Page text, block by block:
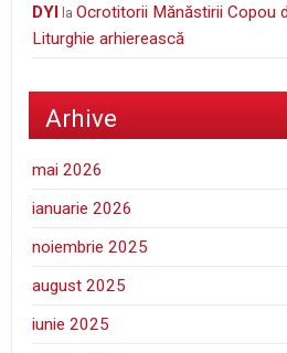
DYI
laOcrotitorii Mănăstirii Copou
Liturghie arhierească
Arhive
mai 2026
ianuarie 2026
noiembrie 2025
august 2025
iunie 2025